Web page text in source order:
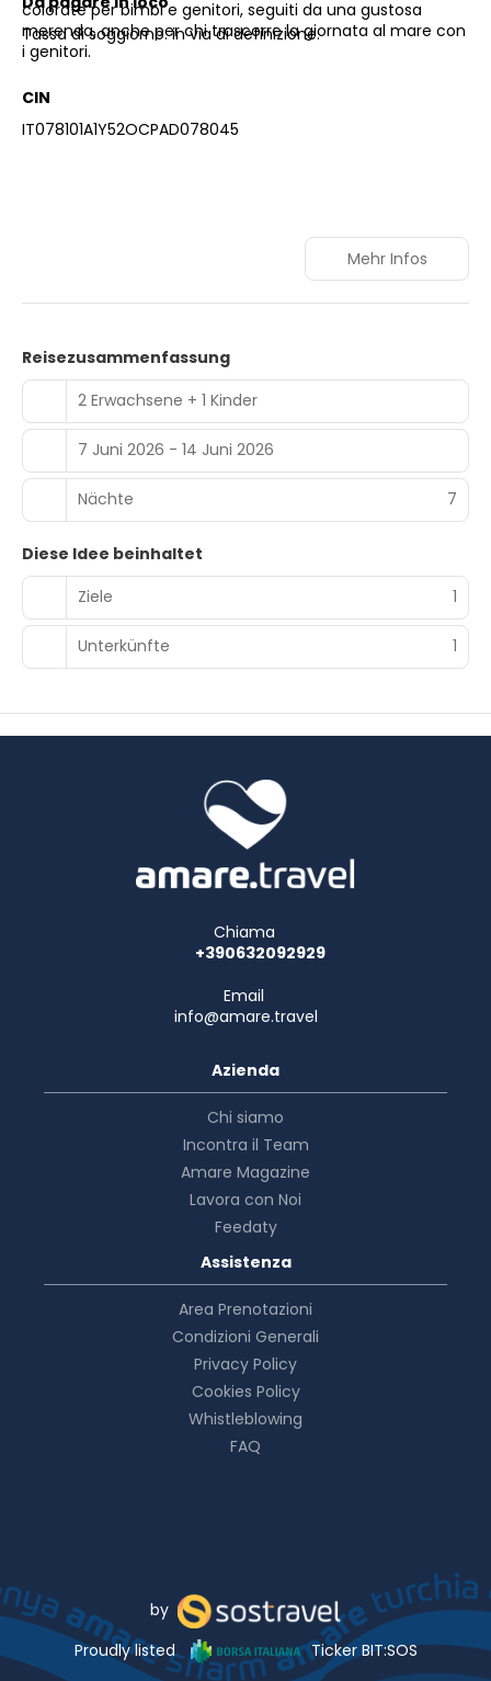
colorate per bimbi e genitori, seguiti da una gustosa
merenda, anche per chi trascorre la giornata al mare con
i genitori.
Tassa di soggiorno: in via di definizione.
CIN
IT078101A1Y52OCPAD078045
Mehr Infos
Reisezusammenfassung
2 Erwachsene + 1 Kinder
7 Juni 2026 - 14 Juni 2026
Nächte 7
Diese Idee beinhaltet
Ziele
1
Unterkünfte 1
Chiama
+390632092929
Email
info@amare.travel
Azienda
Chi siamo
Incontra il Team
Amare Magazine
Lavora con Noi
Feedaty
Assistenza
Area Prenotazioni
Condizioni Generali
Privacy Policy
Cookies Policy
Whistleblowing
FAQ
by
Proudly listed
Ticker BIT:SOS